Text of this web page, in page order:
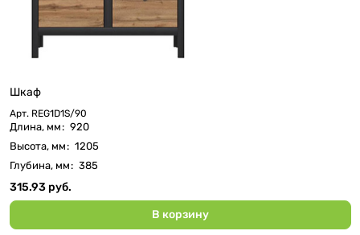
Шкаф
Арт. REG1D1S/90
Длина, мм: 920
Высота, мм: 1205
Глубина, мм: 385
315.93 руб.
В корзину